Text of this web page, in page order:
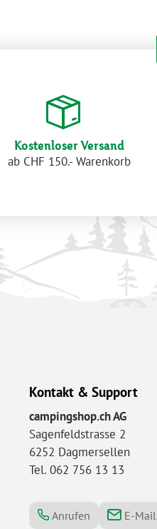
Kostenloser Versand
ab CHF 150.- Warenkorb
Kontakt & Support
campingshop.ch AG
Sagenfeldstrasse 2
6252 Dagmersellen
Tel. 062 756 13 13
Anrufen E-Mail